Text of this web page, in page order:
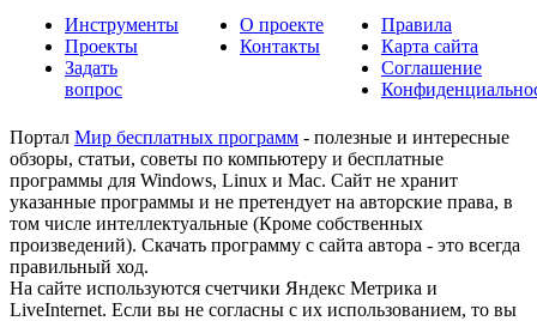
Инструменты
Проекты
Задать
вопрос
О проекте
Контакты
Правила
Карта сайта
Соглашение
Портал Мир бесплатных программ - полезные и интересные
обзоры, статьи, советы по компьютеру и бесплатные
программы для Windows, Linux и Mac. Сайт не хранит
указанные программы и не претендует на авторские права, в
том числе интеллектуальные (Кроме собственных
произведений). Скачать программу с сайта автора - это всегда
правильный ход.
На сайте используются счетчики Яндекс Метрика и
LiveInternet. Если вы не согласны с их использованием, то вы